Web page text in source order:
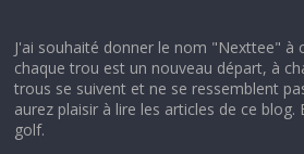
J'ai souhaité donner le nom "Nexttee" à
chaque trou est un nouveau départ, à
trous se suivent et ne se ressemblent
aurez plaisir à lire les articles de ce
golf.